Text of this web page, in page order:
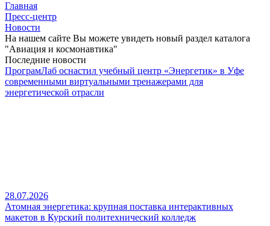
Главная
Пресс-центр
Новости
На нашем сайте Вы можете увидеть новый раздел каталога
"Авиация и космонавтика"
Последние новости
ПрограмЛаб оснастил учебный центр «Энергетик» в Уфе
современными виртуальными тренажерами для
энергетической отрасли
28.07.2026
Атомная энергетика: крупная поставка интерактивных
макетов в Курский политехнический колледж